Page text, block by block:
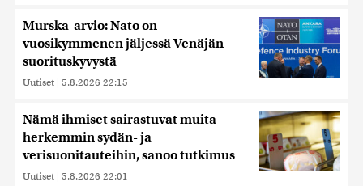
Murska-arvio: Nato on
vuosikymmenen jäljessä Venäjän
suorituskyvystä
Uutiset | 5.8.2026 22:15
Nämä ihmiset sairastuvat muita
herkemmin sydän- ja
verisuonitauteihin, sanoo tutkimus
Uutiset | 5.8.2026 22:01